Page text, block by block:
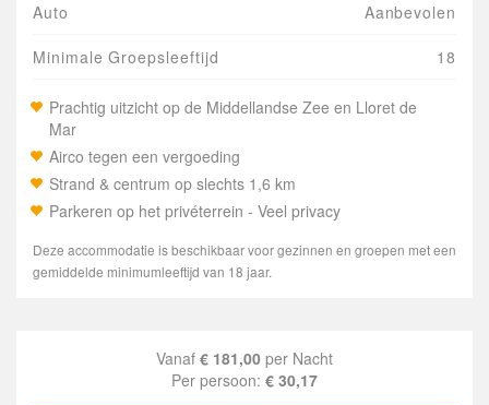
Auto Aanbevolen
Minimale Groepsleeftijd 18
Prachtig uitzicht op de Middellandse Zee en Lloret de
Mar
Airco tegen een vergoeding
Strand & centrum op slechts 1,6 km
Parkeren op het privéterrein - Veel privacy
Deze accommodatie is beschikbaar voor gezinnen en groepen met een
gemiddelde minimumleeftijd van 18 jaar.
Vanaf € 181,00 per Nacht
Per persoon: € 30,17